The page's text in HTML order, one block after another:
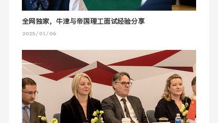
全网独家，牛津与帝国理工面试经验分享
2025/01/06